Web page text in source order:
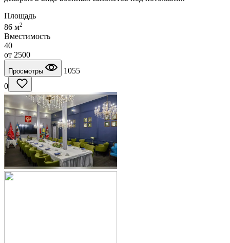
Площадь
86 м2
Вместимость
40
от 2500
Просмотры
1055
0